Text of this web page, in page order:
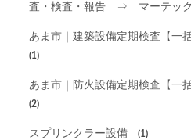
査・検査・報告 ⇒ マーテッ
あま市｜建築設備定期検査【一
(1)
あま市｜防火設備定期検査【一
(2)
スプリンクラー設備 (1)